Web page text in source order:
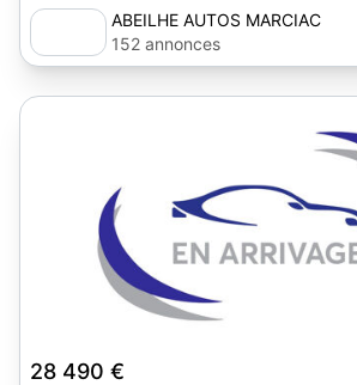
ABEILHE AUTOS MARCIAC
152 annonces
28 490 €